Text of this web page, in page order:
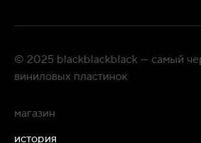
© 2025 blackblackblack — самый
виниловых пластинок
магазин
история